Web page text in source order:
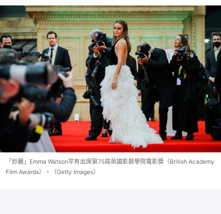
「妙麗」Emma Watson罕有出席第75屆英國影藝學院電影獎（British Academy
Film Awards）。（Getty Images）